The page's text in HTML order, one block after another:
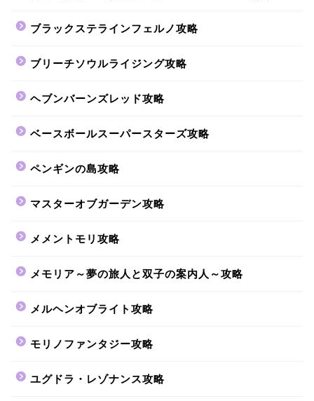
ブラックステラインフェルノ攻略
ブリーチソウルライジング攻略
ヘブンバーンズレッド攻略
ベースボールスーパースターズ攻略
ペンギンの島攻略
マスターオブガーデン攻略
メメントモリ攻略
メモリア～夢の旅人と双子の案内人～攻略
メルヘンオブライト攻略
モリノファンタジー攻略
ユグドラ・レゾナンス攻略